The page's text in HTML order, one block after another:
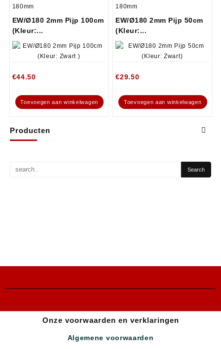
Producten
180mm
EW/Ø180 2mm Pijp 100cm
(Kleur:...
€44.50
Toevoegen aan winkelwagen
180mm
EW/Ø180 2mm Pijp 50cm
(Kleur:...
€29.50
Toevoegen aan winkelwagen
Onze voorwaarden en verklaringen
Algemene voorwaarden